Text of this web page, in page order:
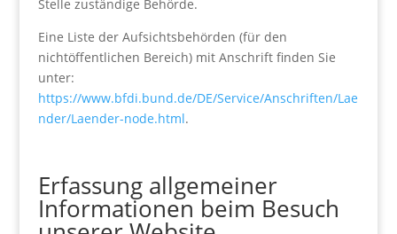
Stelle zuständige Behörde.
Eine Liste der Aufsichtsbehörden (für den
nichtöffentlichen Bereich) mit Anschrift finden Sie
unter:
https://www.bfdi.bund.de/DE/Service/Anschriften/Lae
nder/Laender-node.html.
Erfassung allgemeiner
Informationen beim Besuch